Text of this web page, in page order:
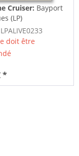
Cruiser: Bayport
(LP)
doit être
*